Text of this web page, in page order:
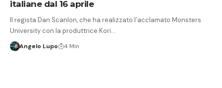
italiane dal 16 aprile
Il regista Dan Scanlon, che ha realizzato l’acclamato Monsters
University con la produttrice Kori…
Angelo Lupo 4 Min